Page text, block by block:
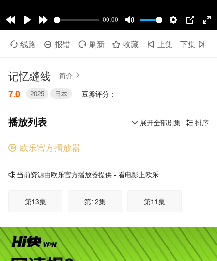
 线路  报错  刷新  收藏  上集 下集 
记忆缝线 简介 
7.0 豆瓣评分：
2025 日本
 排序
 展开全部剧集
播放列表
 欧乐官方播放器
当前资源由欧乐官方播放器提供 - 看电影上欧乐
第13集 第12集 第11集
第07集 第06集 第05集